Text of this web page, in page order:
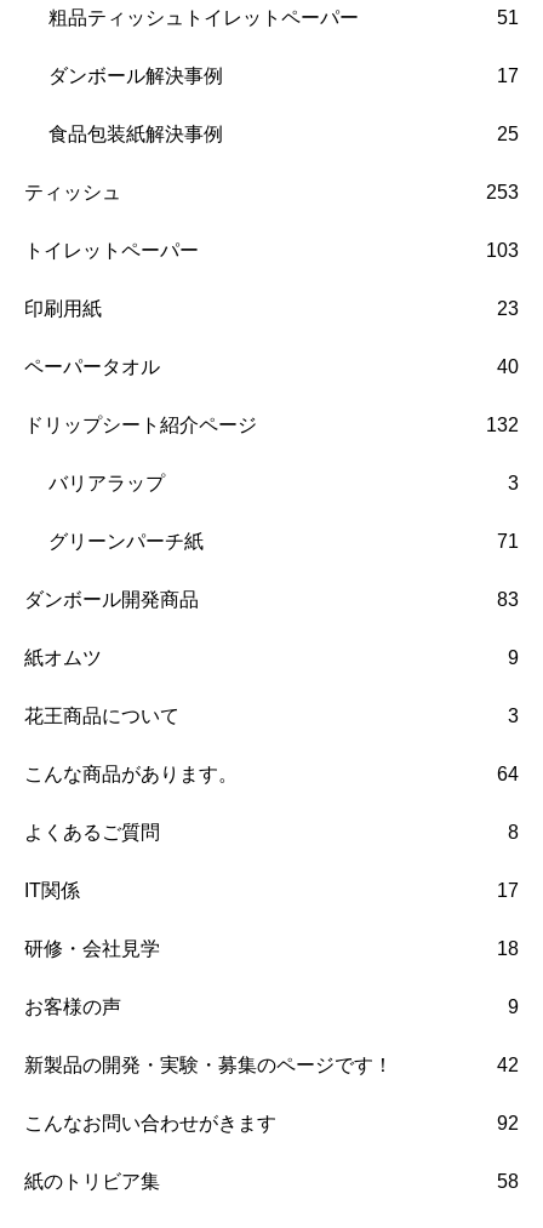
粗品ティッシュトイレットペーパー 51
ダンボール解決事例 17
食品包装紙解決事例 25
ティッシュ 253
トイレットペーパー 103
印刷用紙 23
ペーパータオル 40
ドリップシート紹介ページ 132
バリアラップ 3
グリーンパーチ紙 71
ダンボール開発商品 83
紙オムツ 9
花王商品について 3
こんな商品があります。 64
よくあるご質問 8
IT関係 17
研修・会社見学 18
お客様の声 9
新製品の開発・実験・募集のページです！ 42
こんなお問い合わせがきます 92
紙のトリビア集 58